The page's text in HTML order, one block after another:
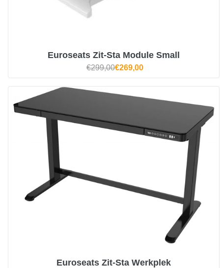
Euroseats Zit-Sta Module Small
€299,00€269,00
Euroseats Zit-Sta Werkplek